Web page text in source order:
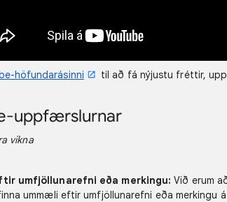
höfundarásinni til að fá nýjustu fréttir,
uppfærslurnar
vikna
umfjöllunarefni eða merkingu: Við erum
ummæli eftir umfjöllunarefni eða merkingu